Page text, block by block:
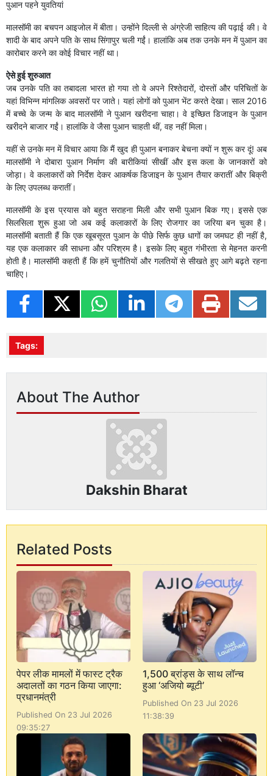
पुआन पहने युवतियां
मालसॉमी का बचपन आइजोल में बीता। उन्होंने दिल्ली से अंग्रेजी साहित्य की पढ़ाई की। वे
शादी के बाद अपने पति के साथ सिंगापुर चली गईं। हालांकि अब तक उनके मन में पुआन का
कारोबार करने का कोई विचार नहीं था।
ऐसे हुई शुरुआत
जब उनके पति का तबादला भारत हो गया तो वे अपने रिश्तेदारों, दोस्तों और परिचितों के
यहां विभिन्न मांगलिक अवसरों पर जाते। यहां लोगों को पुआन भेंट करते देखा। साल 2016
में बच्चे के जन्म के बाद मालसॉमी ने पुआन खरीदना चाहा। वे इच्छित डिजाइन के पुआन
खरीदने बाजार गईं। हालांकि वे जैसा पुआन चाहती थीं, वह नहीं मिला।
यहीं से उनके मन में विचार आया कि मैं खुद ही पुआन बनाकर बेचना क्यों न शुरू कर दूं! अब
मालसॉमी ने दोबारा पुआन निर्माण की बारीकियां सीखीं और इस कला के जानकारों को
जोड़ा। वे कलाकारों को निर्देश देकर आकर्षक डिजाइन के पुआन तैयार करातीं और बिक्री
के लिए उपलब्ध करातीं।
मालसॉमी के इस प्रयास को बहुत सराहना मिली और सभी पुआन बिक गए। इससे एक
सिलसिला शुरू हुआ जो अब कई कलाकारों के लिए रोजगार का जरिया बन चुका है।
मालसॉमी बताती हैं कि एक खूबसूरत पुआन के पीछे सिर्फ कुछ धागों का जमघट ही नहीं है,
यह एक कलाकार की साधना और परिश्रम है। इसके लिए बहुत गंभीरता से मेहनत करनी
होती है। मालसॉमी कहती हैं कि हमें चुनौतियों और गलतियों से सीखते हुए आगे बढ़ते रहना
चाहिए।
Tags:
About The Author
Dakshin Bharat
Related Posts
पेपर लीक मामलों में फास्ट ट्रैक
अदालतों का गठन किया जाएगा:
प्रधानमंत्री
Published On 23 Jul 2026
09:35:27
1,500 ब्रांड्स के साथ लॉन्च
हुआ ‘अजियो ब्यूटी’
Published On 23 Jul 2026
11:38:39